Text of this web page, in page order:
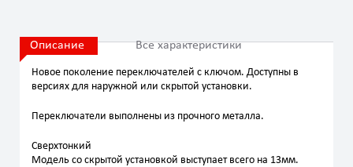
Описание Все характеристики
Новое поколение переключателей с ключом. Доступны в
версиях для наружной или скрытой установки.
Переключатели выполнены из прочного металла.
Сверхтонкий
Модель со скрытой установкой выступает всего на 13мм.